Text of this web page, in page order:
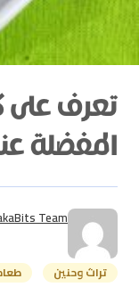
تعرف على
المفضلة
Team
تراث وحنين